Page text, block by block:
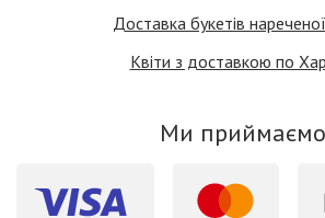
Доставка букетів
Квіти з доставкою по
Ми